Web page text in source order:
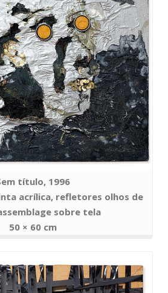
título, 1996
acrílica, refletores olhos de
sobre tela
50 × 60 cm